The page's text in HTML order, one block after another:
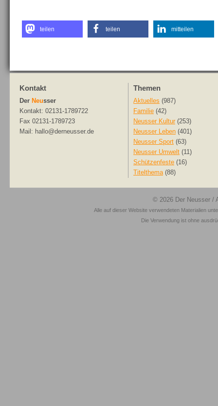
teilen teilen mitteilen
Kontakt
Der Neusser
Kontakt: 02131-1789722
Fax 02131-1789723
Mail: hallo@derneusser.de
Themen
Aktuelles (987)
Familie (42)
Neusser Kultur (253)
Neusser Leben (401)
Neusser Sport (63)
Neusser Umwelt (11)
Schützenfeste (16)
Titelthema(88)
© 2026 Der Neusser /
Alle auf dieser Website verwendeten Materialien
Die Verwendung ist ohne